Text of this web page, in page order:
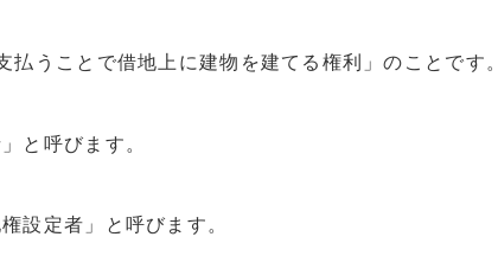
うことで借地上に建物を建てる権利」のことです。
と呼びます。
設定者」と呼びます。